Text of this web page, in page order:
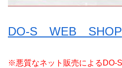
DO-S WEB SHOP
※悪質なネット販売によるDO-